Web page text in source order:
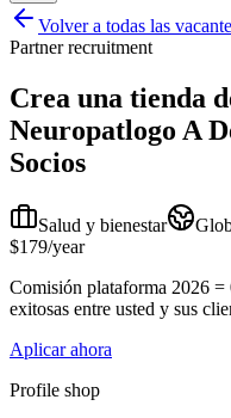
Volver a todas las
Partner recruitment
Crea una tienda
Neuropatlogo A
Socios
Salud y bienestar
$179/year
Comisión plataforma 2026 =
exitosas entre usted y sus
Aplicar ahora
Profile shop